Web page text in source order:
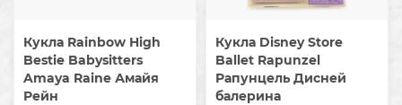
Кукла Rainbow High
Bestie Babysitters
Amaya Raine Амайя
Рейн
Кукла Disney Store
Ballet Rapunzel
Рапунцель Дисней
балерина